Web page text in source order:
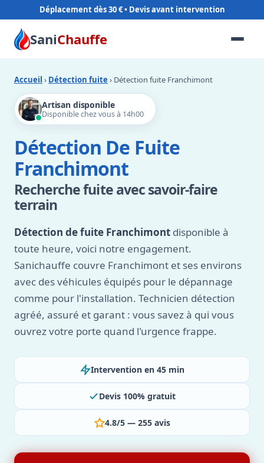
Déplacement dès 30 €
SaniChauffe
Accueil › Détection fuite › Détection fuite Franchimont
Artisan disponible
Disponible chez vous à 14h00
Détection De Fuite
Franchimont
Recherche fuite avec savoir-faire
terrain
Détection de fuite Franchimont disponible à
toute heure, voici notre engagement.
Sanichauffe couvre Franchimont et ses environs
avec des véhicules équipés pour le dépannage
comme pour l'installation. Technicien détection
agréé, assuré et garant : vous savez à qui vous
ouvrez votre porte quand l'urgence frappe.
Intervention en 45 min
Devis 100% gratuit
4.8/5 — 255 avis